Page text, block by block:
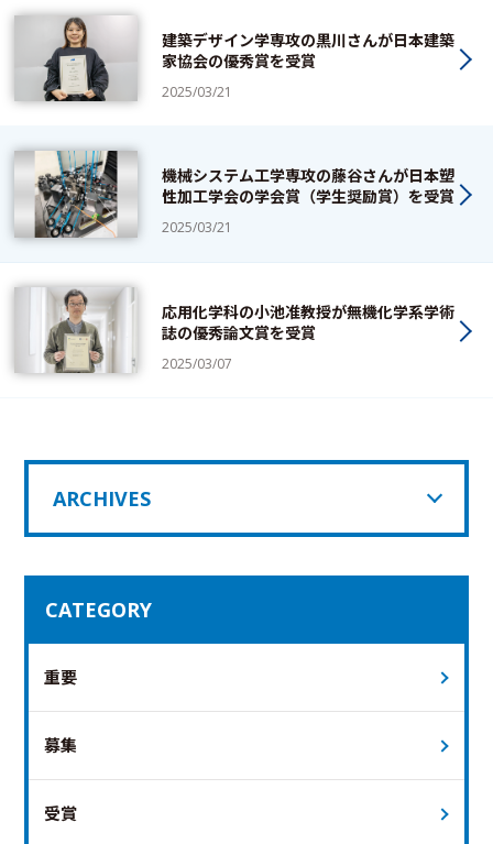
建築デザイン学専攻の黒川さんが日本建築
家協会の優秀賞を受賞
2025/03/21
機械システム工学専攻の藤谷さんが日本塑
性加工学会の学会賞（学生奨励賞）を受賞
2025/03/21
応用化学科の小池准教授が無機化学系学術
誌の優秀論文賞を受賞
2025/03/07
ARCHIVES
CATEGORY
重要
募集
受賞